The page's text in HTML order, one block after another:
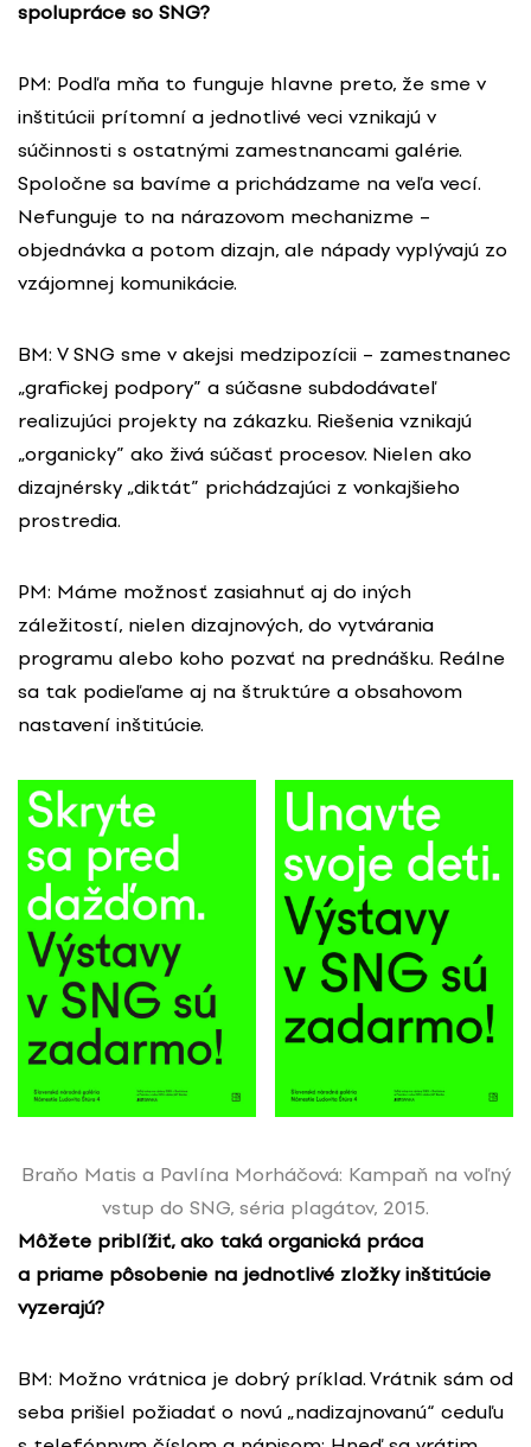
spolupráce so SNG?
PM: Podľa mňa to funguje hlavne preto, že sme v
inštitúcii prítomní a jednotlivé veci vznikajú v
súčinnosti s ostatnými zamestnancami galérie.
Spoločne sa bavíme a prichádzame na veľa vecí.
Nefunguje to na nárazovom mechanizme –
objednávka a potom dizajn, ale nápady vyplývajú zo
vzájomnej komunikácie.
BM: V SNG sme v akejsi medzipozícii – zamestnanec
„grafickej podpory” a súčasne subdodávateľ
realizujúci projekty na zákazku. Riešenia vznikajú
„organicky” ako živá súčasť procesov. Nielen ako
dizajnérsky „diktát” prichádzajúci z vonkajšieho
prostredia.
PM: Máme možnosť zasiahnuť aj do iných
záležitostí, nielen dizajnových, do vytvárania
programu alebo koho pozvať na prednášku. Reálne
sa tak podieľame aj na štruktúre a obsahovom
nastavení inštitúcie.
Braňo Matis a Pavlína Morháčová: Kampaň na voľný
vstup do SNG, séria plagátov, 2015.
Môžete priblížiť, ako taká organická práca
a priame pôsobenie na jednotlivé zložky inštitúcie
vyzerajú?
BM: Možno vrátnica je dobrý príklad. Vrátnik sám od
seba prišiel požiadať o novú „nadizajnovanú“ ceduľu